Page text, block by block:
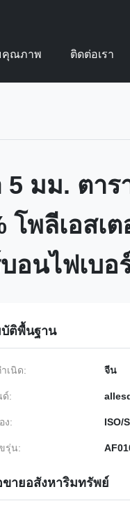
คุณภาพ ติดต่อเรา
5 มม. ตาร
โพลีเอสเ
อนไฟเบอ
ติพื้นฐาน
เนิด: จีน
ด์:
ง: ISO/
รุ่น:
ขายอสังหาริมทรัพย์